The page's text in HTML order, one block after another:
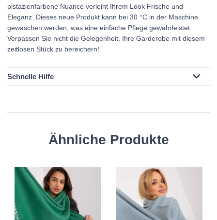
pistazienfarbene Nuance verleiht Ihrem Look Frische und
Eleganz. Dieses neue Produkt kann bei 30 °C in der Maschine
gewaschen werden, was eine einfache Pflege gewährleistet.
Verpassen Sie nicht die Gelegenheit, Ihre Garderobe mit diesem
zeitlosen Stück zu bereichern!
Schnelle Hilfe
Ähnliche Produkte